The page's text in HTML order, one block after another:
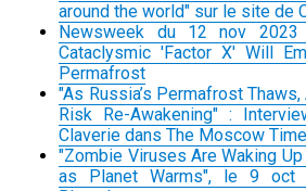
around the world" sur le site de
Newsweek du 12 nov
Cataclysmic 'Factor X' Will
Permafrost
"As Russia’s Permafrost
Risk Re-Awakening" :
Claverie dans The Moscow
"Zombie Viruses Are Waking
as Planet Warms", le 9